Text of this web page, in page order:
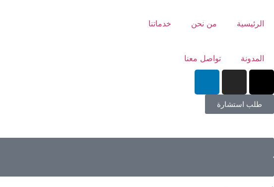
الرئيسية من نحن خدماتنا
المدونة تواصل معنا
طلب استشارة